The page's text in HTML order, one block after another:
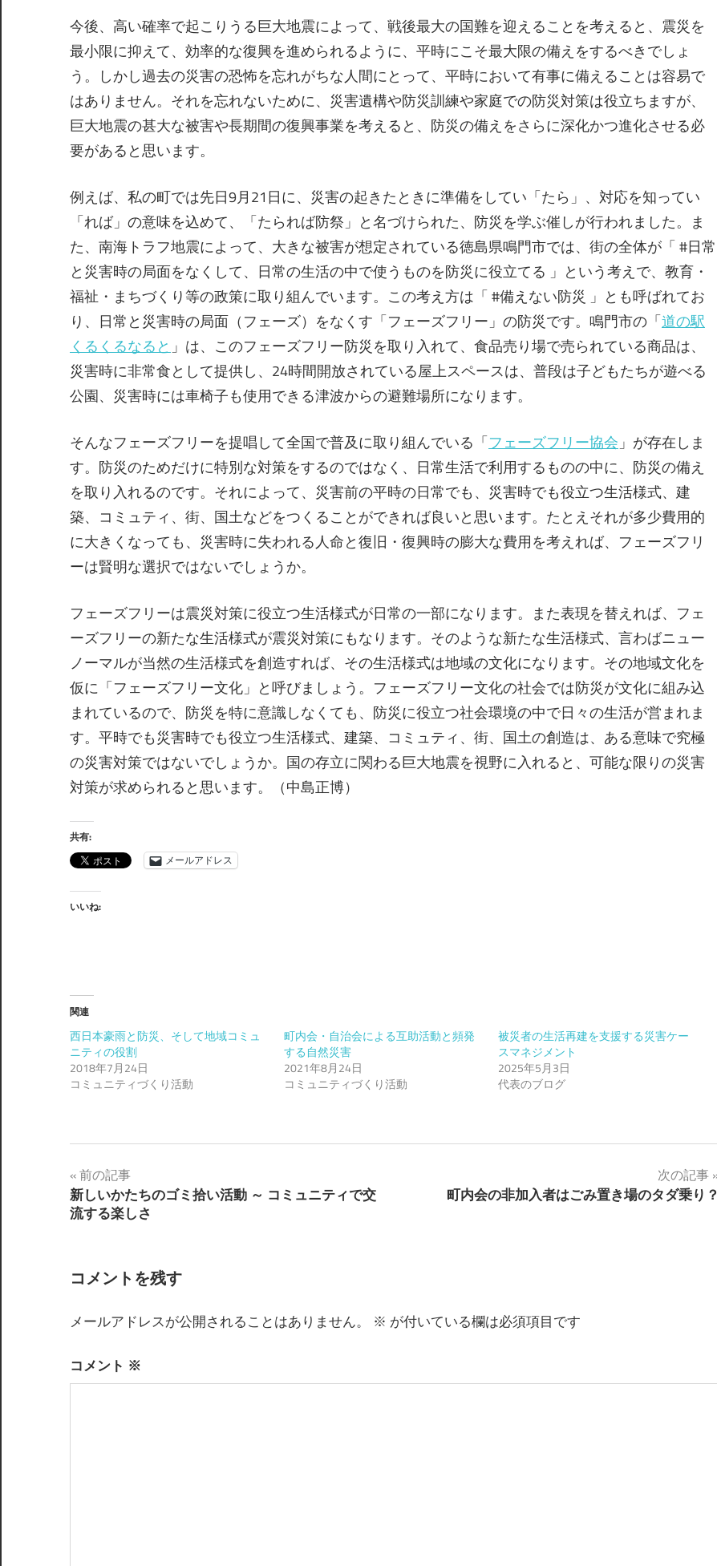
今後、高い確率で起こりうる巨大地震によって、戦後最大の国難を迎えることを考えると、震災を
最小限に抑えて、効率的な復興を進められるように、平時にこそ最大限の備えをするべきでしょ
う。しかし過去の災害の恐怖を忘れがちな人間にとって、平時において有事に備えることは容易で
はありません。それを忘れないために、災害遺構や防災訓練や家庭での防災対策は役立ちますが、
巨大地震の甚大な被害や長期間の復興事業を考えると、防災の備えをさらに深化かつ進化させる必
要があると思います。
例えば、私の町では先日9月21日に、災害の起きたときに準備をしてい「たら」、対応を知ってい
「れば」の意味を込めて、「たられば防祭」と名づけられた、防災を学ぶ催しが行われました。ま
た、南海トラフ地震によって、大きな被害が想定されている徳島県鳴門市では、街の全体が「 #日常
と災害時の局面をなくして、日常の生活の中で使うものを防災に役立てる 」という考えで、教育・
福祉・まちづくり等の政策に取り組んでいます。この考え方は「 #備えない防災 」とも呼ばれてお
り、日常と災害時の局面（フェーズ）をなくす「フェーズフリー」の防災です。鳴門市の「道の駅
くるくるなると 」は、このフェーズフリー防災を取り入れて、食品売り場で売られている商品は、
災害時に非常食として提供し、24時間開放されている屋上スペースは、普段は子どもたちが遊べる
公園、災害時には車椅子も使用できる津波からの避難場所になります。
そんなフェーズフリーを提唱して全国で普及に取り組んでいる「フェーズフリー協会 」が存在しま
す。防災のためだけに特別な対策をするのではなく、日常生活で利用するものの中に、防災の備え
を取り入れるのです。それによって、災害前の平時の日常でも、災害時でも役立つ生活様式、建
築、コミュティ、街、国土などをつくることができれば良いと思います。たとえそれが多少費用的
に大きくなっても、災害時に失われる人命と復旧・復興時の膨大な費用を考えれば、フェーズフリ
ーは賢明な選択ではないでしょうか。
フェーズフリーは震災対策に役立つ生活様式が日常の一部になります。また表現を替えれば、フェ
ーズフリーの新たな生活様式が震災対策にもなります。そのような新たな生活様式、言わばニュー
ノーマルが当然の生活様式を創造すれば、その生活様式は地域の文化になります。その地域文化を
仮に「フェーズフリー文化」と呼びましょう。フェーズフリー文化の社会では防災が文化に組み込
まれているので、防災を特に意識しなくても、防災に役立つ社会環境の中で日々の生活が営まれま
す。平時でも災害時でも役立つ生活様式、建築、コミュティ、街、国土の創造は、ある意味で究極
の災害対策ではないでしょうか。国の存立に関わる巨大地震を視野に入れると、可能な限りの災害
対策が求められると思います。（中島正博）
共有:
メールアドレス
いいね:
関連
西日本豪雨と防災、そして地域コミュ
ニティの役割
2018年7月24日
コミュニティづくり活動
町内会・自治会による互助活動と頻発
する自然災害
2021年8月24日
コミュニティづくり活動
被災者の生活再建を支援する災害ケー
スマネジメント
2025年5月3日
代表のブログ
投
稿
ビ
ー
シ
前の記事
新しいかたちのゴミ拾い活動 ～ コミュニティで交
流する楽しさ
次の記事
町内会の非加入者はごみ置き場のタダ乗り？
コメントを残す
メールアドレスが公開されることはありません。 ※ が付いている欄は必須項目です
コメント ※